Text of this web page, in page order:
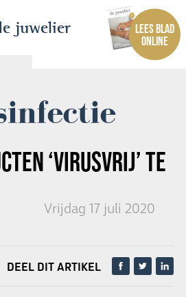
juwelier
LEES BLAD
ONLINE
‘VIRUSVRIJ’ TE
Vrijdag 17 juli 2020
DEEL DIT ARTIKEL